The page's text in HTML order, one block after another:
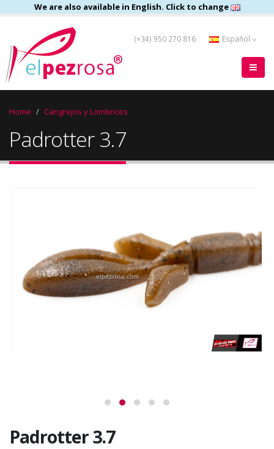
We are also available in English. Click to change
(+34) 950 270 816 Español
Home Cangrejos y Lombrices
Padrotter 3.7
Padrotter 3.7